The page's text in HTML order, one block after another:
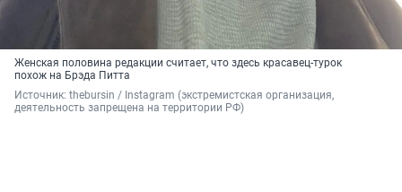
Женская половина редакции считает, что здесь красавец-турок
похож на Брэда Питта
Источник: thebursin / Instagram (экстремистская организация,
деятельность запрещена на территории РФ)